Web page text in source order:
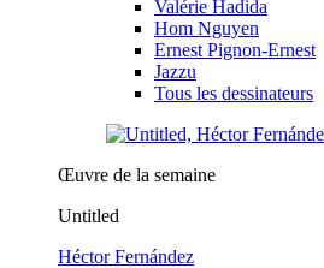
Valérie Hadida
Hom Nguyen
Ernest Pignon-Ernest
Jazzu
Tous les dessinateurs
Œuvre de la semaine
Untitled
Héctor Fernández